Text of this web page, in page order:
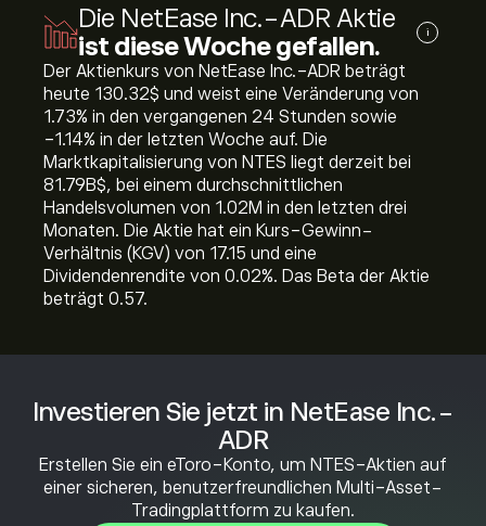
Investieren Sie jetzt in NetEase Inc.-
ADR
Erstellen Sie ein eToro-Konto, um NTES-Aktien auf
einer sicheren, benutzerfreundlichen Multi-Asset-
Tradingplattform zu kaufen.
Die NetEase Inc.-ADR Aktie
ist diese Woche gefallen.
i
Der Aktienkurs von NetEase Inc.-ADR beträgt
heute 130.32‎$‎ und weist eine Veränderung von
‎1.73‎% in den vergangenen 24 Stunden sowie
‎-1.14‎% in der letzten Woche auf. Die
Marktkapitalisierung von NTES liegt derzeit bei
81.79B‎$‎, bei einem durchschnittlichen
Handelsvolumen von 1.02M in den letzten drei
Monaten. Die Aktie hat ein Kurs-Gewinn-
Verhältnis (KGV) von 17.15 und eine
Dividendenrendite von 0.02%. Das Beta der Aktie
beträgt 0.57.